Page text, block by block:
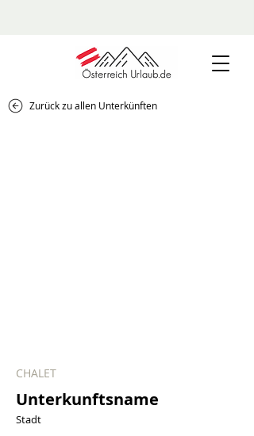
Zurück zu allen Unterkünften
CHALET
Unterkunftsname
Stadt